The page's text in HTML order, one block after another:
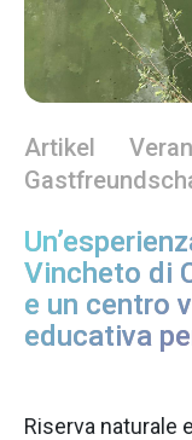
Artikel
Vincheto di
e un centro
educativa
Riserva naturale